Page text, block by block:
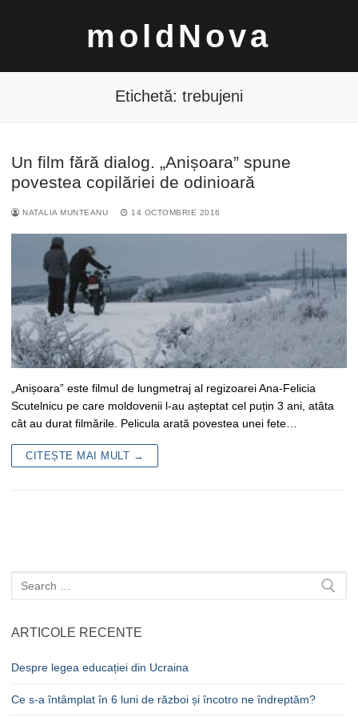
moldNova
Caută
Etichetă: trebujeni
Un film fără dialog. „Anișoara” spune
povestea copilăriei de odinioară
NATALIA MUNTEANU 14 OCTOMBRIE 2016
„Anișoara” este filmul de lungmetraj al regizoarei Ana-Felicia
Scutelnicu pe care moldovenii l-au așteptat cel puțin 3 ani, atâta
cât au durat filmările. Pelicula arată povestea unei fete…
CITEȘTE MAI MULT →
Caută
după:
ARTICOLE RECENTE
Despre legea educației din Ucraina
Ce s-a întâmplat în 6 luni de război și încotro ne îndreptăm?